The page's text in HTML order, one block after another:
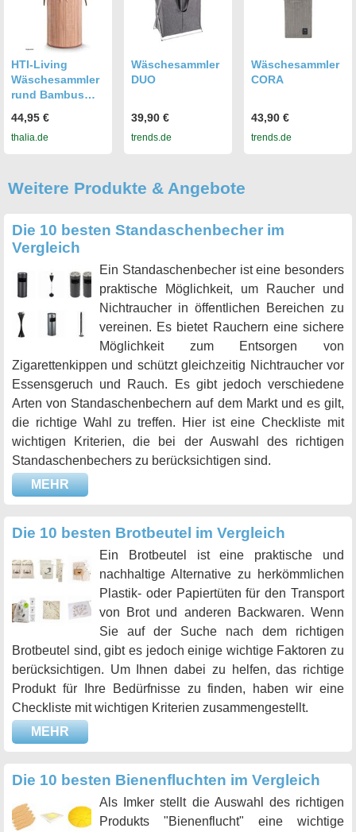
HTI-Living
Wäschesammler
rund Bambus
rund Bambus
44,95 €
thalia.de
Wäschesammler
DUO
39,90 €
trends.de
Wäschesammler
CORA
43,90 €
trends.de
Weitere Produkte & Angebote
Die 10 besten Standaschenbecher im
Vergleich
Ein Standaschenbecher ist eine besonders
praktische Möglichkeit, um Raucher und
Nichtraucher in öffentlichen Bereichen zu
vereinen. Es bietet Rauchern eine sichere
Möglichkeit zum Entsorgen von
Zigarettenkippen und schützt gleichzeitig Nichtraucher vor
Essensgeruch und Rauch. Es gibt jedoch verschiedene
Arten von Standaschenbechern auf dem Markt und es gilt,
die richtige Wahl zu treffen. Hier ist eine Checkliste mit
wichtigen Kriterien, die bei der Auswahl des richtigen
Standaschenbechers zu berücksichtigen sind.
MEHR
Die 10 besten Brotbeutel im Vergleich
Ein Brotbeutel ist eine praktische und
nachhaltige Alternative zu herkömmlichen
Plastik- oder Papiertüten für den Transport
von Brot und anderen Backwaren. Wenn
Sie auf der Suche nach dem richtigen
Brotbeutel sind, gibt es jedoch einige wichtige Faktoren zu
berücksichtigen. Um Ihnen dabei zu helfen, das richtige
Produkt für Ihre Bedürfnisse zu finden, haben wir eine
Checkliste mit wichtigen Kriterien zusammengestellt.
MEHR
Die 10 besten Bienenfluchten im Vergleich
Als Imker stellt die Auswahl des richtigen
Produkts "Bienenflucht" eine wichtige